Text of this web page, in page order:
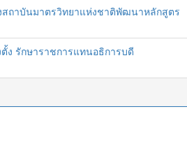
สถาบันมาตรวิทยาแห่งชาติพัฒนาหลักสูตร
ง รักษาราชการแทนอธิการบดี